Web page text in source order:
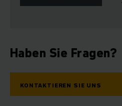
Haben Sie Fragen?
KONTAKTIEREN SIE UNS